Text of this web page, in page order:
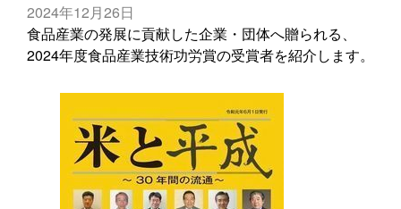
2024年12月26日
食品産業の発展に貢献した企業・団体へ贈られる、
2024年度食品産業技術功労賞の受賞者を紹介します。